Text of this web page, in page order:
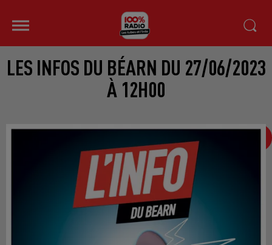
LES INFOS DU BÉARN DU 27/06/2023
À 12H00